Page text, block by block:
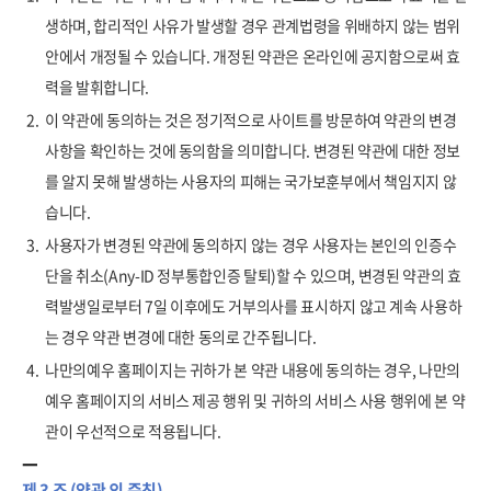
생하며, 합리적인 사유가 발생할 경우 관계법령을 위배하지 않는 범위
안에서 개정될 수 있습니다. 개정된 약관은 온라인에 공지함으로써 효
력을 발휘합니다.
2. 이 약관에 동의하는 것은 정기적으로 사이트를 방문하여 약관의 변경
사항을 확인하는 것에 동의함을 의미합니다. 변경된 약관에 대한 정보
를 알지 못해 발생하는 사용자의 피해는 국가보훈부에서 책임지지 않
습니다.
3. 사용자가 변경된 약관에 동의하지 않는 경우 사용자는 본인의 인증수
단을 취소(Any-ID 정부통합인증 탈퇴)할 수 있으며, 변경된 약관의 효
력발생일로부터 7일 이후에도 거부의사를 표시하지 않고 계속 사용하
는 경우 약관 변경에 대한 동의로 간주됩니다.
4. 나만의예우 홈페이지는 귀하가 본 약관 내용에 동의하는 경우, 나만의
예우 홈페이지의 서비스 제공 행위 및 귀하의 서비스 사용 행위에 본 약
관이 우선적으로 적용됩니다.